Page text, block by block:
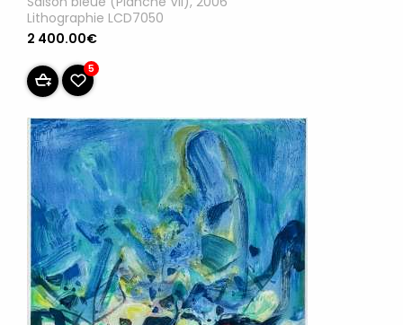
Lithographie LCD7050
2 400.00€
5